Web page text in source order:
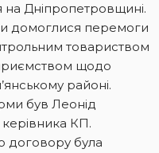
Дніпропетровщині.
домоглися перемоги
товариством
щодо
районі.
був Леонід
КП.
договору була